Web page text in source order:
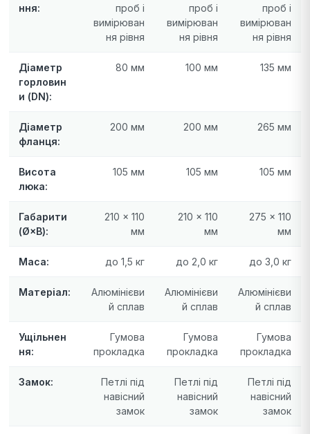
ння:
проб і
вимірюван
ня рівня
проб і
вимірюван
ня рівня
проб і
вимірюван
ня рівня
Діаметр
горловин
и (DN):
80 мм 100 мм 135 мм
Діаметр
фланця:
200 мм 200 мм 265 мм
Висота
люка:
105 мм 105 мм 105 мм
Габарити
(Ø×В):
210 × 110
мм
210 × 110
мм
275 × 110
мм
Маса: до 1,5 кг до 2,0 кг до 3,0 кг
Матеріал:
Алюмінієви
й сплав
Алюмінієви
й сплав
Алюмінієви
й сплав
Ущільнен
ня:
Гумова
прокладка
Гумова
прокладка
Гумова
прокладка
Замок:
Петлі під
навісний
замок
Петлі під
навісний
замок
Петлі під
навісний
замок